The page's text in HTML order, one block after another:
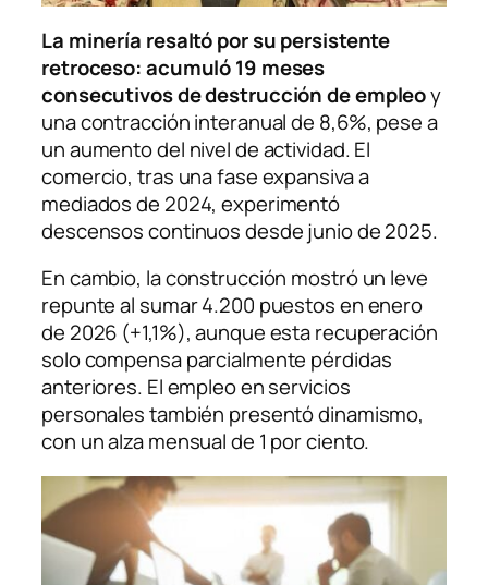
La minería resaltó por su persistente
retroceso: acumuló 19 meses
consecutivos de destrucción de empleoy
una contracción interanual de 8,6%, pese a
un aumento del nivel de actividad. El
comercio, tras una fase expansiva a
mediados de 2024, experimentó
descensos continuos desde junio de 2025.
En cambio, la construcción mostró un leve
repunte al sumar 4.200 puestos en enero
de 2026 (+1,1%), aunque esta recuperación
solo compensa parcialmente pérdidas
anteriores. El empleo en servicios
personales también presentó dinamismo,
con un alza mensual de 1 por ciento.